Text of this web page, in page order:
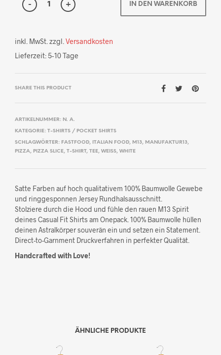
IN DEN WARENKORB
inkl. MwSt.zzgl.Versandkosten
Lieferzeit:5-10 Tage
SHARE THIS PRODUCT
ARTIKELNUMMER: N. A.
KATEGORIE: T-SHIRTS / POCKET SHIRTS
SCHLAGWÖRTER: FASTFOOD, ITALIAN FOOD, M13, MANUFAKTUR13,
PIZZA, PIZZA SLICE, T-SHIRT, TEE, WEISS , WHITE
Satte Farben auf hoch qualitativem 100% Baumwolle Gewebe
und ringgesponnen Jersey Rundhalsausschnitt.
Stolziere durch die Hood und fühle den rauen M13 Spirit
deines Casual Fit Shirts am Onepack. 100% Baumwolle hüllen
deinen Astralkörper souverän ein und setzen ein Statement.
Direct-to-Garnment Druckverfahren in perfekter Qualität.
Handcrafted with Love!
ÄHNLICHE PRODUKTE